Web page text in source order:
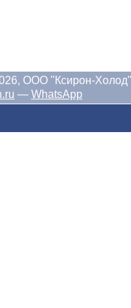
ООО "Ксирон-Холод"
— WhatsApp